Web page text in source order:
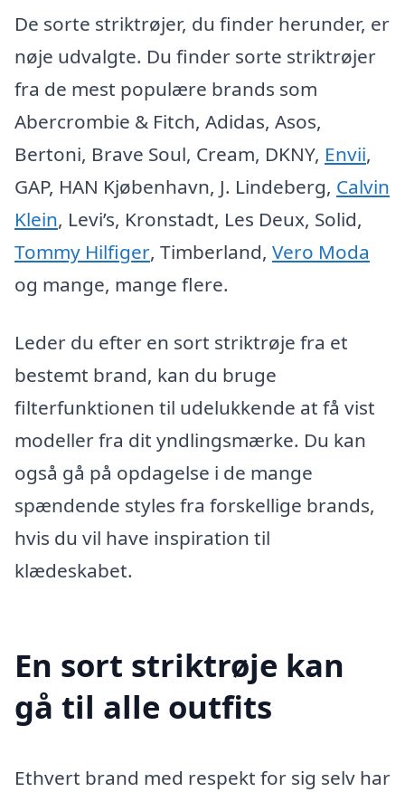
De sorte striktrøjer, du finder herunder, er
nøje udvalgte. Du finder sorte striktrøjer
fra de mest populære brands som
Abercrombie & Fitch, Adidas, Asos,
Bertoni, Brave Soul, Cream, DKNY, Envii,
GAP, HAN Kjøbenhavn, J. Lindeberg, Calvin
Klein, Levi’s, Kronstadt, Les Deux, Solid,
Tommy Hilfiger, Timberland, Vero Moda
og mange, mange flere.
Leder du efter en sort striktrøje fra et
bestemt brand, kan du bruge
filterfunktionen til udelukkende at få vist
modeller fra dit yndlingsmærke. Du kan
også gå på opdagelse i de mange
spændende styles fra forskellige brands,
hvis du vil have inspiration til
klædeskabet.
En sort striktrøje kan
gå til alle outfits
Ethvert brand med respekt for sig selv har